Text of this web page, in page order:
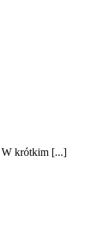
W krótkim [...]